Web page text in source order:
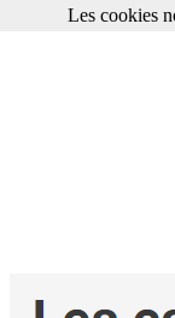
Les cookies